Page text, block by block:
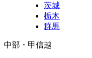
茨城
栃木
群馬
中部・甲信越